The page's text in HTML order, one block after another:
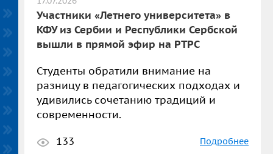
Участники «Летнего университета» в
КФУ из Сербии и Республики Сербской
вышли в прямой эфир на РТРС
Студенты обратили внимание на
разницу в педагогических подходах и
удивились сочетанию традиций и
современности.
133
Подробнее